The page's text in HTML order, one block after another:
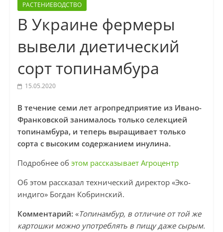
РАСТЕНИЕВОДСТВО
В Украине фермеры
вывели диетический
сорт топинамбура
15.05.2020
В течение семи лет агропредприятие из Ивано-
Франковской занималось только селекцией
топинамбура, и теперь выращивает только
сорта с высоким содержанием инулина.
Подробнее об этом рассказывает Агроцентр
Об этом рассказал технический директор «Эко-
индиго» Богдан Кобринский.
Комментарий: «Топинамбур, в отличие от той же
картошки можно употреблять в пищу даже сырым.